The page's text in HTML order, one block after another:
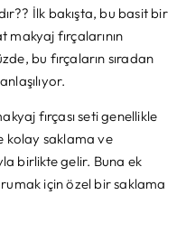
İlk bakışta, bu basit bir
fırçalarının
bu fırçaların sıradan
fırçası seti genellikle
kolay saklama ve
birlikte gelir. Buna ek
için özel bir saklama